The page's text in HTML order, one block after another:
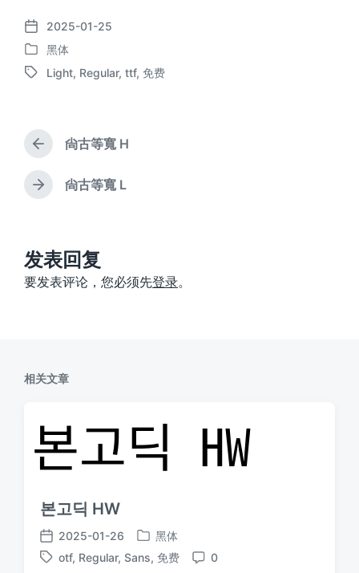
发
布
日
2025-01-25
发
布
黑体
标
Light, Regular, ttf, 免费
上
篇
文
章
尙古等寬 H
下
：
尙古等寬 L
发表回复
要发表评论，您必须先登录。
相关文章
본고딕 HW
发
布
2025-01-26
发
布
黑体
标
otf, Regular, Sans, 免费
评
0